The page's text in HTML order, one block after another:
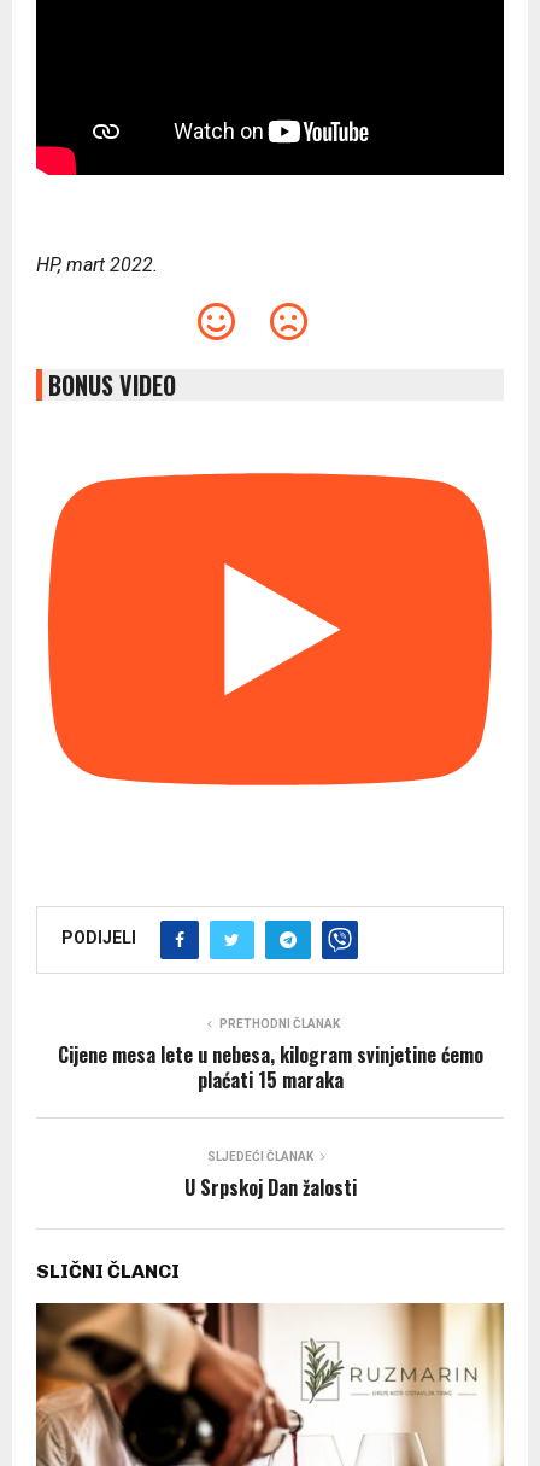
HP, mart 2022.
BONUS VIDEO
PODIJELI
PRETHODNI ČLANAK
Cijene mesa lete u nebesa, kilogram svinjetine ćemo
plaćati 15 maraka
SLJEDEĆI ČLANAK
U Srpskoj Dan žalosti
SLIČNI ČLANCI